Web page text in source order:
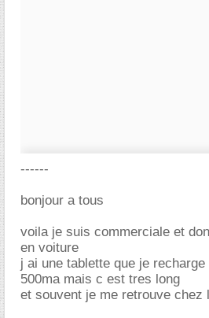
------
bonjour a tous
voila je suis commerciale et
en voiture
j ai une tablette que je
500ma mais c est tres long
et souvent je me retrouve chez